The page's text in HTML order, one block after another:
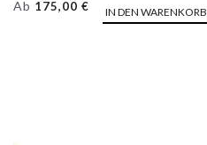
Ab 175,00 € IN DEN WARENKORB